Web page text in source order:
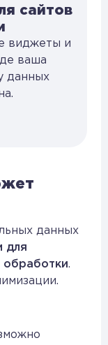
сайтов
виджеты и
ваша
данных
данных
для
обработки.